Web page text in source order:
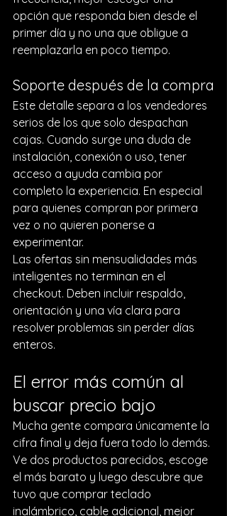
opción que responda bien desde el
primer día y no una que obligue a
reemplazarla en poco tiempo.
Soporte después de la compra
Este detalle separa a los vendedores
serios de los que solo despachan
cajas. Cuando surge una duda de
instalación, conexión o uso, tener
acceso a ayuda cambia por
completo la experiencia. En especial
para quienes compran por primera
vez o no quieren ponerse a
experimentar.
Las ofertas sin mensualidades más
inteligentes no terminan en el
checkout. Deben incluir respaldo,
orientación y una vía clara para
resolver problemas sin perder días
enteros.
El error más común al
buscar precio bajo
Mucha gente compara únicamente la
cifra final y deja fuera todo lo demás.
Ve dos productos parecidos, escoge
el más barato y luego descubre que
tuvo que comprar teclado
inalámbrico, cable adicional, mejor